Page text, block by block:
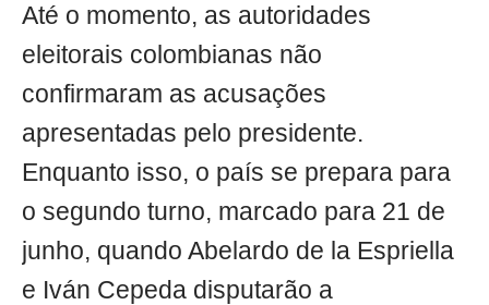
Até o momento, as autoridades
eleitorais colombianas não
confirmaram as acusações
apresentadas pelo presidente.
Enquanto isso, o país se prepara para
o segundo turno, marcado para 21 de
junho, quando Abelardo de la Espriella
e Iván Cepeda disputarão a